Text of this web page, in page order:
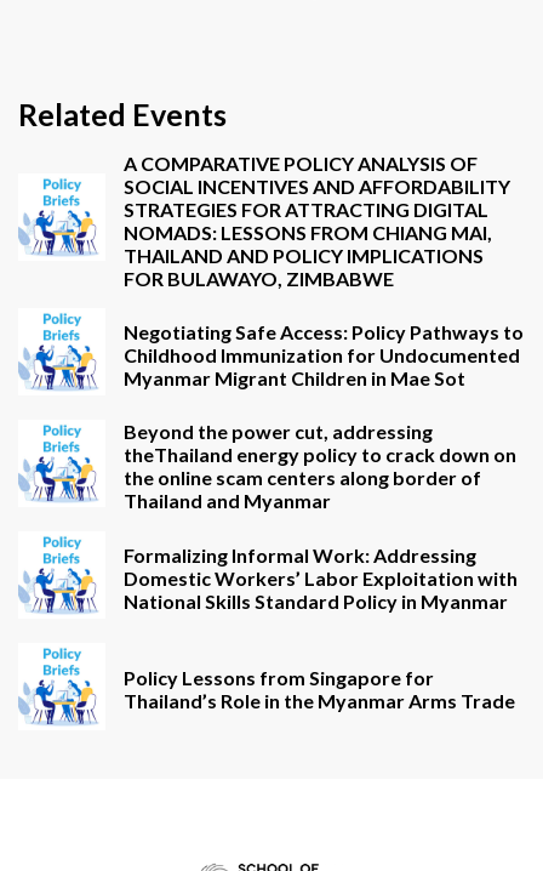
Related Events
A COMPARATIVE POLICY ANALYSIS OF
SOCIAL INCENTIVES AND AFFORDABILITY
STRATEGIES FOR ATTRACTING DIGITAL
NOMADS: LESSONS FROM CHIANG MAI,
THAILAND AND POLICY IMPLICATIONS
FOR BULAWAYO, ZIMBABWE
Negotiating Safe Access: Policy Pathways to
Childhood Immunization for Undocumented
Myanmar Migrant Children in Mae Sot
Beyond the power cut, addressing
theThailand energy policy to crack down on
the online scam centers along border of
Thailand and Myanmar
Formalizing Informal Work: Addressing
Domestic Workers’ Labor Exploitation with
National Skills Standard Policy in Myanmar
Policy Lessons from Singapore for
Thailand’s Role in the Myanmar Arms Trade